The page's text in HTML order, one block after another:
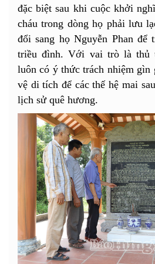
đặc biệt sau khi cuộc khởi
cháu trong dòng họ phải lưu
đổi sang họ Nguyễn Phan để
triều đình. Với vai trò là thủ
luôn có ý thức trách nhiệm gìn
vệ di tích để các thế hệ mai
lịch sử quê hương.